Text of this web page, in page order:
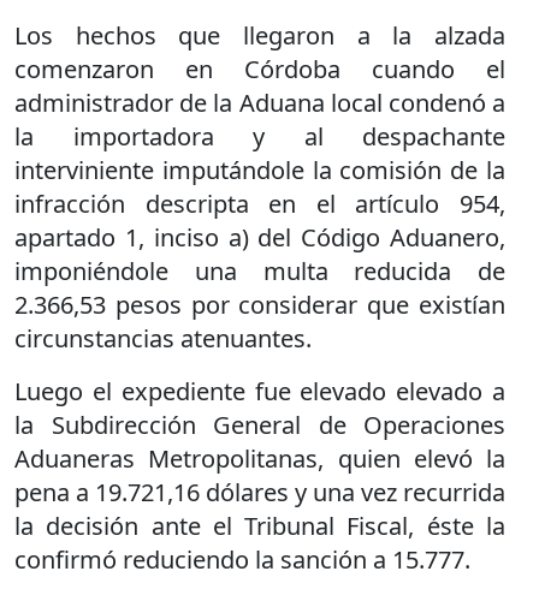
Los hechos que llegaron a la alzada
comenzaron en Córdoba cuando el
administrador de la Aduana local condenó a
la importadora y al despachante
interviniente imputándole la comisión de la
infracción descripta en el artículo 954,
apartado 1, inciso a) del Código Aduanero,
imponiéndole una multa reducida de
2.366,53 pesos por considerar que existían
circunstancias atenuantes.
Luego el expediente fue elevado elevado a
la Subdirección General de Operaciones
Aduaneras Metropolitanas, quien elevó la
pena a 19.721,16 dólares y una vez recurrida
la decisión ante el Tribunal Fiscal, éste la
confirmó reduciendo la sanción a 15.777.